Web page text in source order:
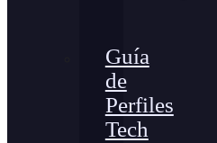
Guía
de
Perfiles
Tech